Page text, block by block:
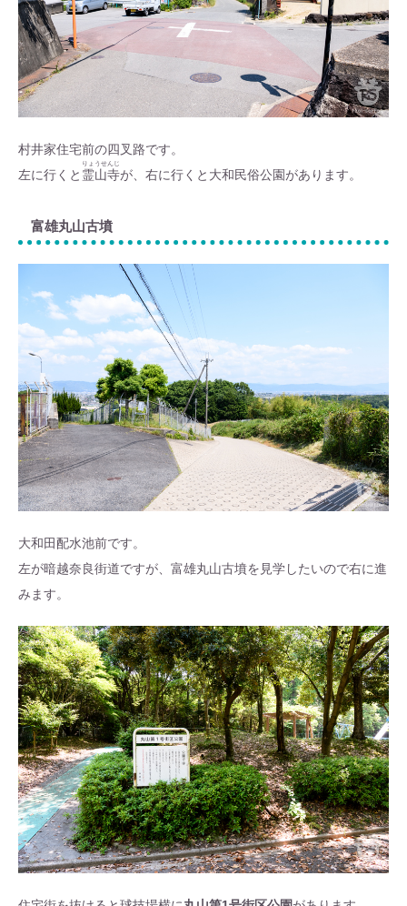
村井家住宅前の四叉路です。
左に行くと 霊山寺
りょうせんじ
が、右に行くと大和民俗公園があります。
富雄丸山古墳
大和田配水池前です。
左が暗越奈良街道ですが、富雄丸山古墳を見学したいので右に進
みます。